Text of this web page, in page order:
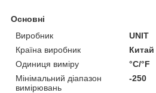
Основні
Виробник
UNIT
Країна виробник
Китай
Одиниця виміру
°С/°F
Мінімальний діапазон
вимірювань
-250